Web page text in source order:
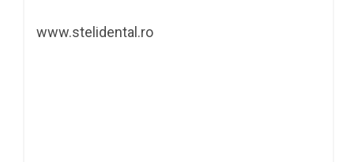
www.stelidental.ro